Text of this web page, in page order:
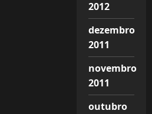
2012
dezembro
2011
novembro
2011
outubro